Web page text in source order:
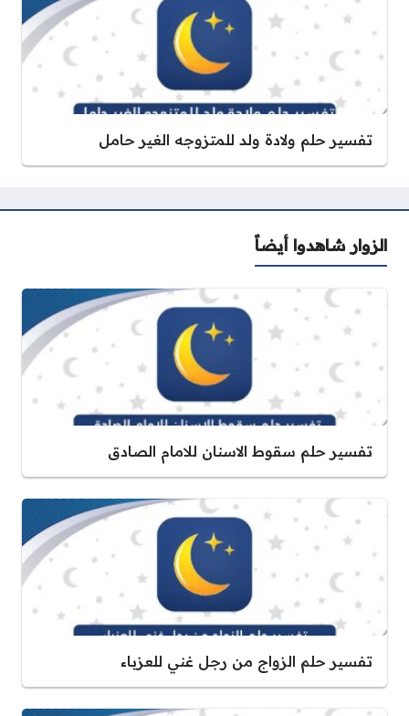
تفسير حلم ولادة ولد للمتزوجه الغير حامل
الزوار شاهدوا أيضاً
تفسير حلم سقوط الاسنان للامام الصادق
تفسير حلم الزواج من رجل غني للعزباء